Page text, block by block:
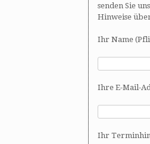
senden Sie
Hinweise
Ihr Name
Ihre E-Mail-
Ihr